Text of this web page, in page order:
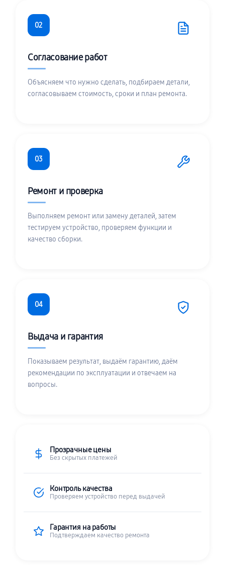
02
Согласование работ
Объясняем что нужно сделать, подбираем детали,
согласовываем стоимость, сроки и план ремонта.
03
Ремонт и проверка
Выполняем ремонт или замену деталей, затем
тестируем устройство, проверяем функции и
качество сборки.
04
Выдача и гарантия
Показываем результат, выдаём гарантию, даём
рекомендации по эксплуатации и отвечаем на
вопросы.
Прозрачные цены
Без скрытых платежей
Контроль качества
Проверяем устройство перед выдачей
Гарантия на работы
Подтверждаем качество ремонта